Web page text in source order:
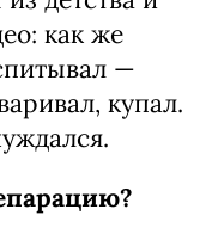
как же
—
купал.